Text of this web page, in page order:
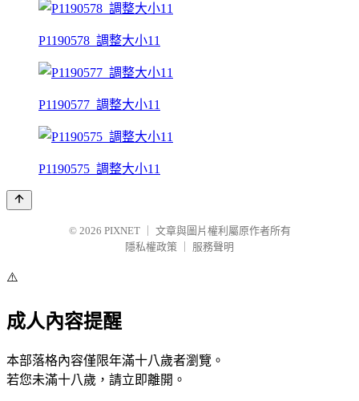
P1190578_調整大小11
P1190577_調整大小11
P1190575_調整大小11
© 2026 PIXNET
文章與圖片權利屬原作者所有
隱私權政策
服務聲明
⚠️
成人內容提醒
本部落格內容僅限年滿十八歲者瀏覽。
若您未滿十八歲，請立即離開。